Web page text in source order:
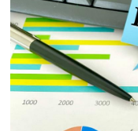
これらのソフトを活用する
り、不動産売却・媒介契
争力を維持するためには
可欠です。